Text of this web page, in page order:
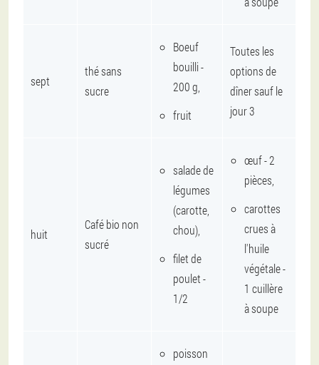
sept
thé sans
sucre
Boeuf
bouilli -
200 g,
fruit
Toutes les
options de
dîner sauf le
jour 3
huit
Café bio non
sucré
salade de
légumes
(carotte,
chou),
filet de
poulet -
1/2
œuf - 2
pièces,
carottes
crues à
l'huile
végétale -
1 cuillère
à soupe
poisson